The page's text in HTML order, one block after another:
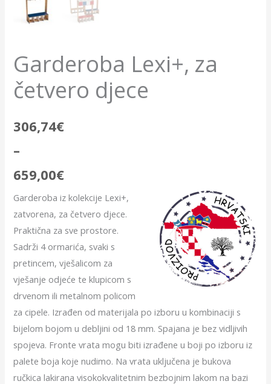
Garderoba Lexi+, za
četvero djece
306,74€
–
659,00€
Garderoba iz kolekcije Lexi+,
zatvorena, za četvero djece.
Praktična za sve prostore.
Sadrži 4 ormarića, svaki s
pretincem, vješalicom za
vješanje odjeće te klupicom s
drvenom ili metalnom policom
za cipele. Izrađen od materijala po izboru u kombinaciji s
bijelom bojom u debljini od 18 mm. Spajana je bez vidljivih
spojeva. Fronte vrata mogu biti izrađene u boji po izboru iz
palete boja koje nudimo. Na vrata uključena je bukova
ručkica lakirana visokokvalitetnim bezbojnim lakom na bazi
the
configurator
(next
element)